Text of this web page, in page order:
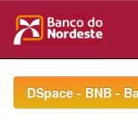
navigationDSpace - BNB -